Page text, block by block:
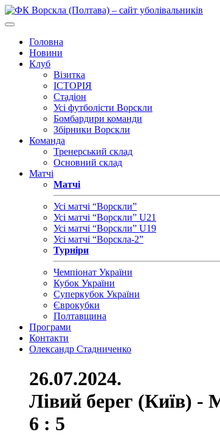
Головна
Новини
Клуб
Візитка
ІСТОРІЯ
Стадіон
Усі футболісти Ворскли
Бомбардири команди
Збірники Ворскли
Команда
Тренерський склад
Основний склад
Матчі
Матчі
Усі матчі “Ворскли”
Усі матчі “Ворскли” U21
Усі матчі “Ворскли” U19
Усі матчі “Ворскла-2”
Турніри
Чемпіонат України
Кубок України
Суперкубок України
Єврокубки
Полтавщина
Програми
Контакти
Олександр Стадниченко
26.07.2024.
Лівий берег (Київ) -
6 : 5